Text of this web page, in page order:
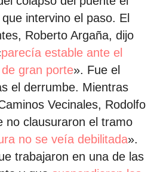
intervino el paso. El
Roberto Argaña, dijo
parecía estable ante el
gran porte». Fue el
el derrumbe. Mientras
Vecinales, Rodolfo
no clausuraron el tramo
no se veía debilitada».
trabajaron en una de las